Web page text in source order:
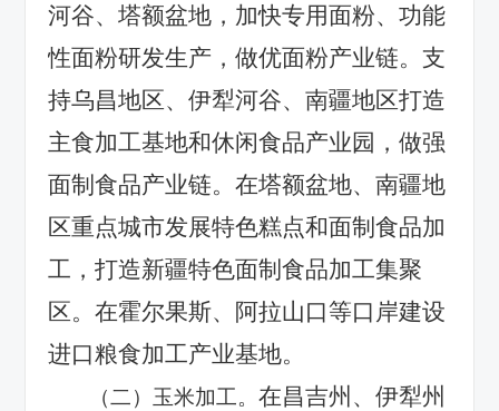
河谷、塔额盆地，加快专用面粉、功能
性面粉研发生产，做优面粉产业链。支
持乌昌地区、伊犁河谷、南疆地区打造
主食加工基地和休闲食品产业园，做强
面制食品产业链。在塔额盆地、南疆地
区重点城市发展特色糕点和面制食品加
工，打造新疆特色面制食品加工集聚
区。在霍尔果斯、阿拉山口等口岸建设
进口粮食加工产业基地。
（二）玉米加工。在昌吉州、伊犁州